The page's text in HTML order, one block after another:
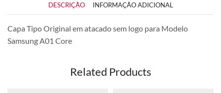
DESCRIÇÃO INFORMAÇÃO ADICIONAL
Capa Tipo Original em atacado sem logo para Modelo
Samsung A01 Core
Related Products